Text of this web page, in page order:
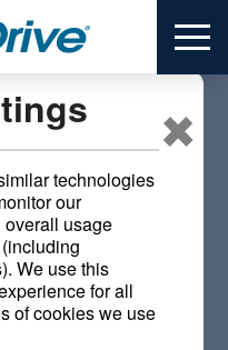
globale×
technologies
our
overall usage
We use this
for all
of cookies we use